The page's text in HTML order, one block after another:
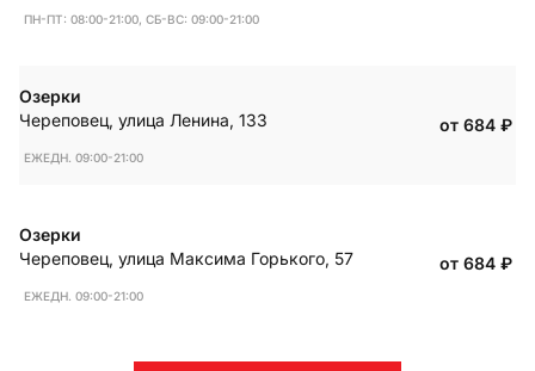
ПН-ПТ: 08:00-21:00, СБ-ВС: 09:00-21:00
Озерки
Череповец, улица Ленина, 133
ЕЖЕДН. 09:00-21:00
от 684₽
Озерки
Череповец, улица Максима Горького, 57
ЕЖЕДН. 09:00-21:00
от 684₽